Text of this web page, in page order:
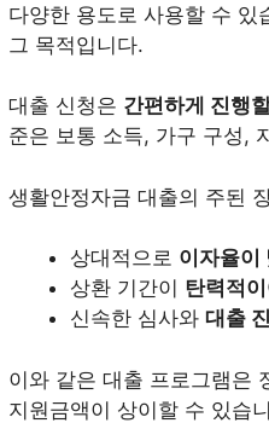
다양한 용도로 사용할 수 있
그 목적입니다.
대출 신청은 간편하게 진행
준은 보통 소득, 가구 구성,
생활안정자금 대출의 주된
상대적으로 이자율이
상환 기간이 탄력적이
신속한 심사와 대출
이와 같은 대출 프로그램은
지원금액이 상이할 수 있습